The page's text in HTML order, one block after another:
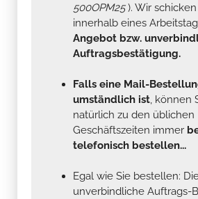
500OPM25). Wir
innerhalb eines
Angebot bzw.
Auftragsbestätigung.
Falls eine Mail-
umständlich ist, können
natürlich zu den üblichen
Geschäftszeiten immer
telefonisch bestellen...
Egal wie Sie bestellen:
unverbindliche Auftrags-